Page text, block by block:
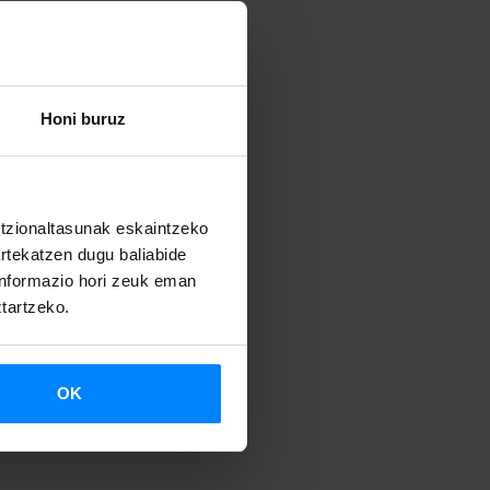
Honi buruz
eskaintzeko
dugu baliabide
hori zeuk eman
OK